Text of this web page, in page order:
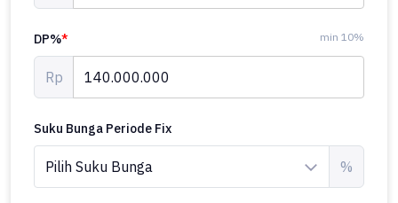
DP%* min 10%
Rp
Suku Bunga Periode Fix
%